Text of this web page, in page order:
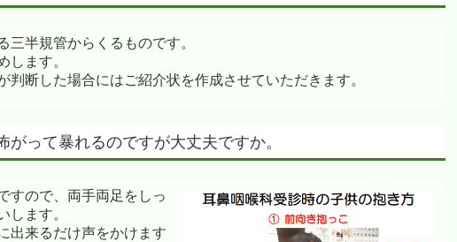
半規管からくるものです。
します。
断した場合にはご紹介状を作成させていただきます。
って暴れるのですが大丈夫ですか。
すので、両手両足をしっ
します。
出来るだけ声をかけます